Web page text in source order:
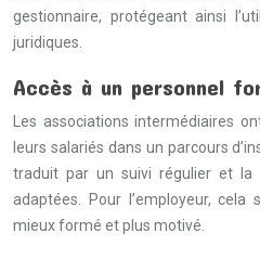
gestionnaire, protégeant ainsi
juridiques.
Accès à un personnel
Les associations intermédiaires
leurs salariés dans un parcours
traduit par un suivi régulier et la
adaptées. Pour l’employeur, cela
mieux formé et plus motivé.